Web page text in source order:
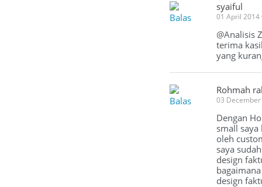
Balas
syaiful
01 April 2014
@Analisis
terima
yang
Balas
Rohmah
03
Dengan
small
oleh
saya
design
design